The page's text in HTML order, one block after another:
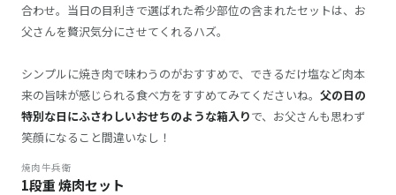
合わせ。当日の目利きで選ばれた希少部位の含まれたセットは、お
父さんを贅沢気分にさせてくれるハズ。
シンプルに焼き肉で味わうのがおすすめで、できるだけ塩など肉本
来の旨味が感じられる食べ方をすすめてみてくださいね。 父の日の
特別な日にふさわしいおせちのような箱入りで、お父さんも思わず
笑顔になること間違いなし！
焼肉牛兵衛
1段重 焼肉セット